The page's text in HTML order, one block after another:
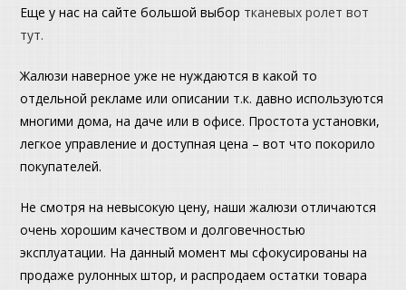
Еще у нас на сайте большой выбор тканевых ролет вот
тут.
Жалюзи наверное уже не нуждаются в какой то
отдельной рекламе или описании т.к. давно используются
многими дома, на даче или в офисе. Простота установки,
легкое управление и доступная цена – вот что покорило
покупателей.
Не смотря на невысокую цену, наши жалюзи отличаются
очень хорошим качеством и долговечностью
эксплуатации. На данный момент мы сфокусированы на
продаже рулонных штор, и распродаем остатки товара